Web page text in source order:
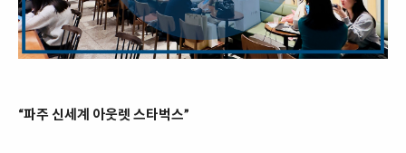
“파주 신세계 아웃렛 스타벅스”